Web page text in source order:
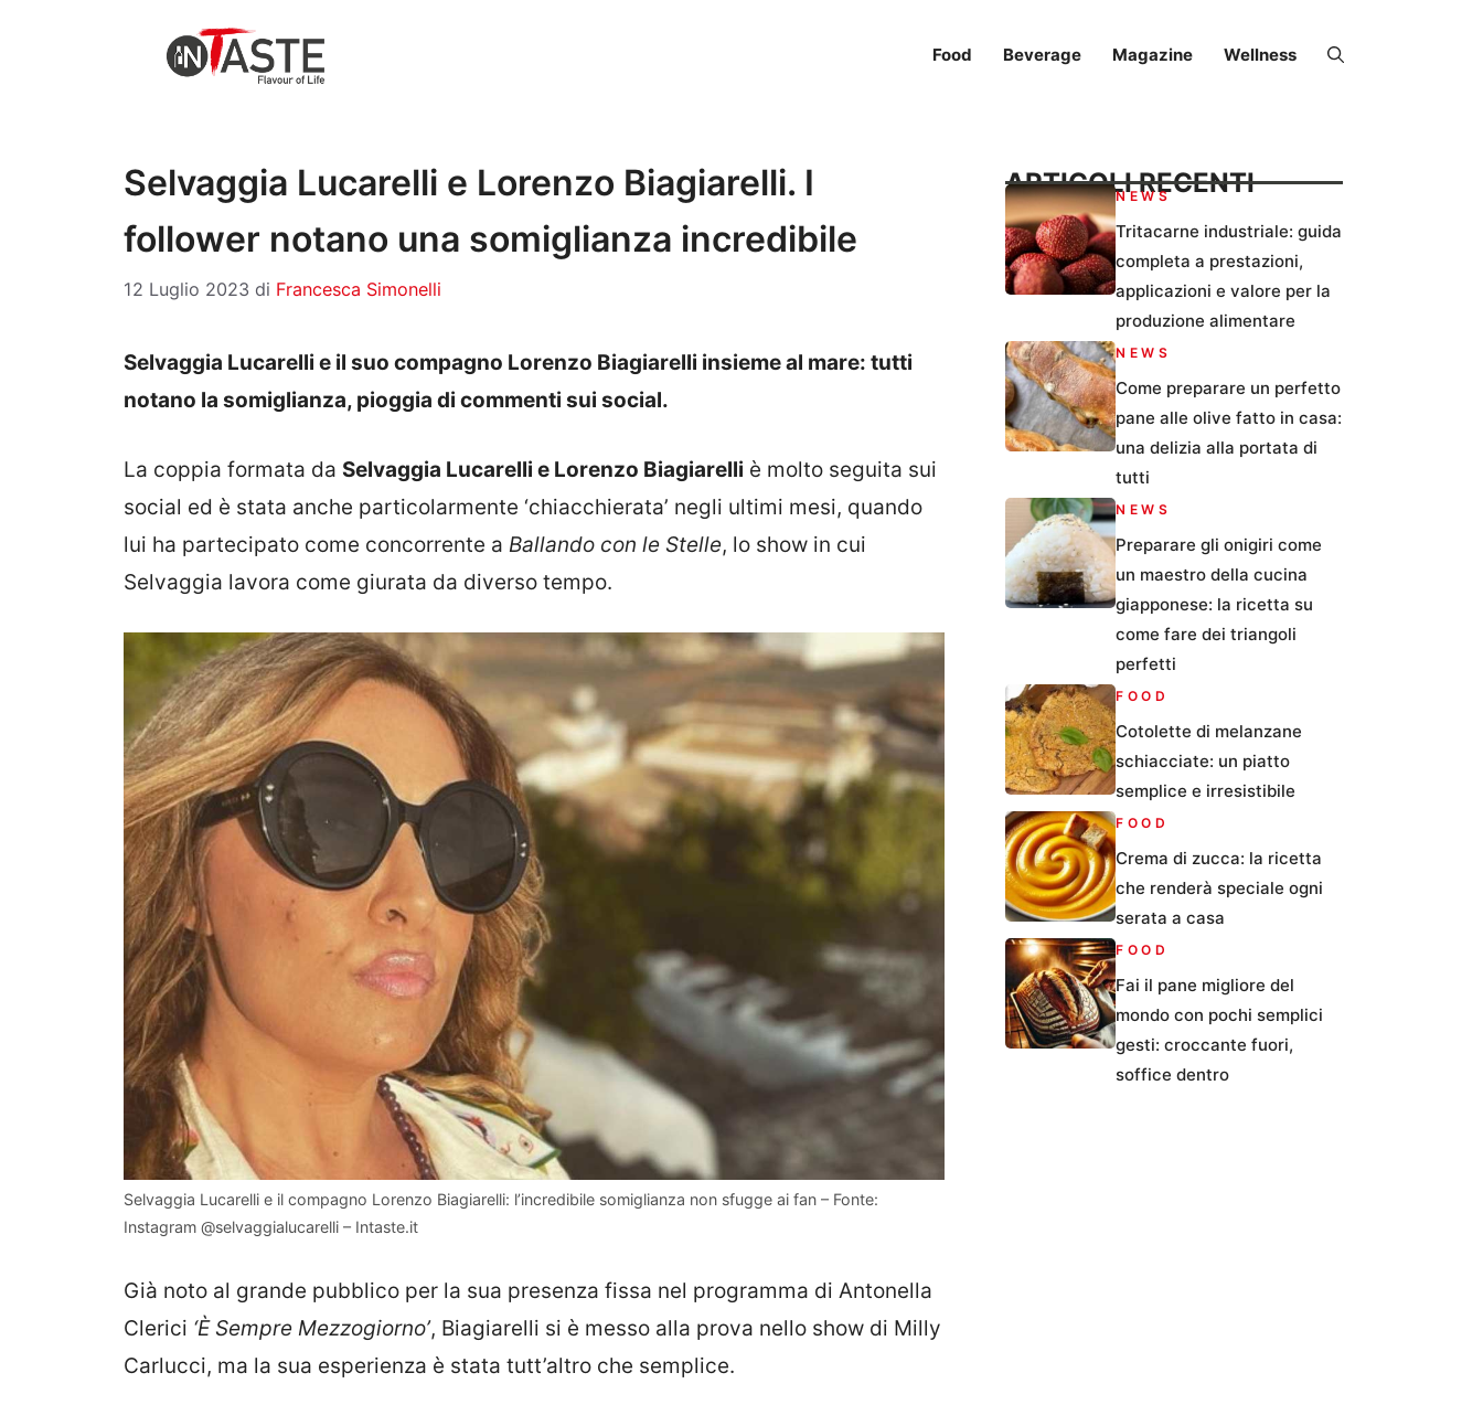
Food Beverage Magazine Wellness
Selvaggia Lucarelli e Lorenzo Biagiarelli. I
follower notano una somiglianza incredibile
12 Luglio 2023 di Francesca Simonelli
Selvaggia Lucarelli e il suo compagno Lorenzo Biagiarelli insieme al mare: tutti
notano la somiglianza, pioggia di commenti sui social.
La coppia formata da Selvaggia Lucarelli e Lorenzo Biagiarelli è molto seguita sui
social ed è stata anche particolarmente ‘chiacchierata’ negli ultimi mesi, quando
lui ha partecipato come concorrente a Ballando con le Stelle, lo show in cui
Selvaggia lavora come giurata da diverso tempo.
Selvaggia Lucarelli e il compagno Lorenzo Biagiarelli: l’incredibile somiglianza non sfugge ai fan – Fonte:
Instagram @selvaggialucarelli – Intaste.it
Già noto al grande pubblico per la sua presenza fissa nel programma di Antonella
Clerici ‘È Sempre Mezzogiorno’, Biagiarelli si è messo alla prova nello show di Milly
Carlucci, ma la sua esperienza è stata tutt’altro che semplice.
ARTICOLI RECENTI
NEWS
Tritacarne industriale: guida
completa a prestazioni,
applicazioni e valore per la
produzione alimentare
NEWS
Come preparare un perfetto
pane alle olive fatto in casa:
una delizia alla portata di
tutti
NEWS
Preparare gli onigiri come
un maestro della cucina
giapponese: la ricetta su
come fare dei triangoli
perfetti
FOOD
Cotolette di melanzane
schiacciate: un piatto
semplice e irresistibile
FOOD
Crema di zucca: la ricetta
che renderà speciale ogni
serata a casa
FOOD
Fai il pane migliore del
mondo con pochi semplici
gesti: croccante fuori,
soffice dentro